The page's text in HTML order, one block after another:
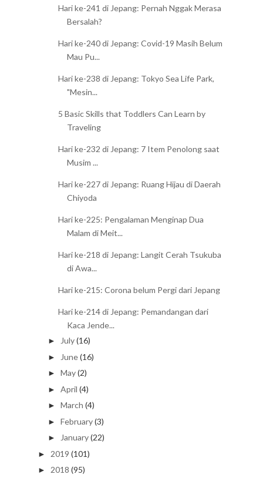
Hari ke-241 di Jepang: Pernah Nggak Merasa
Bersalah?
Hari ke-240 di Jepang: Covid-19 Masih Belum
Mau Pu...
Hari ke-238 di Jepang: Tokyo Sea Life Park,
"Mesin...
5 Basic Skills that Toddlers Can Learn by
Traveling
Hari ke-232 di Jepang: 7 Item Penolong saat
Musim ...
Hari ke-227 di Jepang: Ruang Hijau di Daerah
Chiyoda
Hari ke-225: Pengalaman Menginap Dua
Malam di Meit...
Hari ke-218 di Jepang: Langit Cerah Tsukuba
di Awa...
Hari ke-215: Corona belum Pergi dari Jepang
Hari ke-214 di Jepang: Pemandangan dari
Kaca Jende...
► July(16)
► June(16)
► May(2)
► April (4)
► March (4)
► February(3)
► January(22)
► 2019 (101)
► 2018 (95)